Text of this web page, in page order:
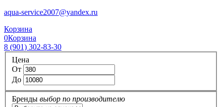
aqua-service2007@yandex.ru
Корзина
0Корзина
8 (901) 302-83-30
Цена
От
До
Бренды выбор по производителю